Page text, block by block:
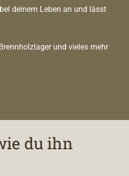
deinem Leben an und lässt
und vieles mehr
du ihn